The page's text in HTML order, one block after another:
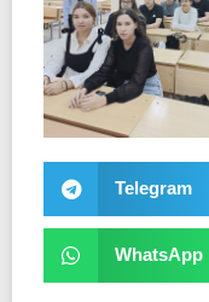
Telegram
WhatsApp